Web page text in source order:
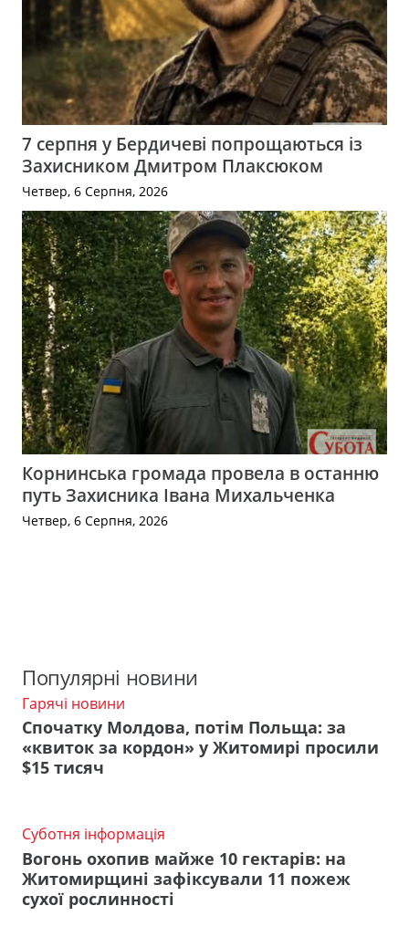
7 серпня у Бердичеві попрощаються із
Захисником Дмитром Плаксюком
Четвер, 6 Серпня, 2026
Корнинська громада провела в останню
путь Захисника Івана Михальченка
Четвер, 6 Серпня, 2026
Популярні новини
Гарячі новини
Спочатку Молдова, потім Польща: за
«квиток за кордон» у Житомирі просили
$15 тисяч
Суботня інформація
Вогонь охопив майже 10 гектарів: на
Житомирщині зафіксували 11 пожеж
сухої рослинності